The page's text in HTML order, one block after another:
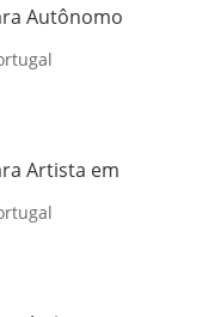
Autônomo
Artista em